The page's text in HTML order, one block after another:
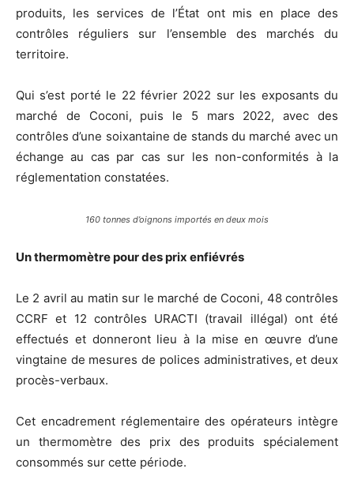
produits, les services de l’État ont mis en place des
contrôles réguliers sur l’ensemble des marchés du
territoire.
Qui s’est porté le 22 février 2022 sur les exposants du
marché de Coconi, puis le 5 mars 2022, avec des
contrôles d’une soixantaine de stands du marché avec un
échange au cas par cas sur les non-conformités à la
réglementation constatées.
160 tonnes d’oignons importés en deux mois
Un thermomètre pour des prix enfiévrés
Le 2 avril au matin sur le marché de Coconi, 48 contrôles
CCRF et 12 contrôles URACTI (travail illégal) ont été
effectués et donneront lieu à la mise en œuvre d’une
vingtaine de mesures de polices administratives, et deux
procès-verbaux.
Cet encadrement réglementaire des opérateurs intègre
un thermomètre des prix des produits spécialement
consommés sur cette période.